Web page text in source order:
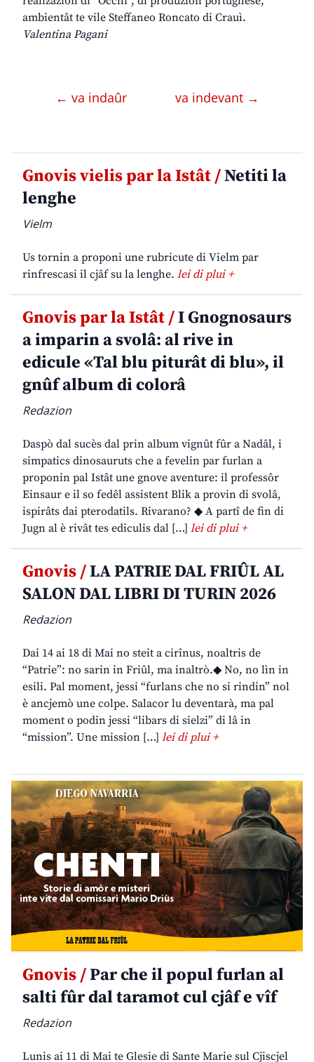
ambientât te vile Steffaneo Roncato di Crauì.
Valentina Pagani
← va indaûr va indevant →
Gnovis vielis par la Istât /Netiti la
lenghe
Vielm
Us tornin a proponi une rubricute di Vielm par
rinfrescasi il cjâf su la lenghe. lei di plui +
Gnovis par la Istât /I Gnognosaurs
a imparin a svolâ: al rive in
edicule «Tal blu piturât di blu», il
gnûf album di colorâ
Redazion
Daspò dal sucès dal prin album vignût fûr a Nadâl, i
simpatics dinosauruts che a fevelin par furlan a
proponin pal Istât une gnove aventure: il professôr
Einsaur e il so fedêl assistent Blik a provin di svolâ,
ispirâts dai pterodatils. Rivarano? ◆ A partî de fin di
Jugn al è rivât tes ediculis dal […] lei di plui +
Gnovis /LA PATRIE DAL FRIÛL AL
SALON DAL LIBRI DI TURIN 2026
Redazion
Dai 14 ai 18 di Mai no steit a cirînus, noaltris de
“Patrie”: no sarin in Friûl, ma inaltrò.◆ No, no lìn in
esili. Pal moment, jessi “furlans che no si rindin” nol
è ancjemò une colpe. Salacor lu deventarà, ma pal
moment o podin jessi “libars di sielzi” di lâ in
“mission”. Une mission […] lei di plui +
Gnovis /Par che il popul furlan al
salti fûr dal taramot cul cjâf e vîf
Redazion
Lunis ai 11 di Mai te Glesie di Sante Marie sul Cjiscjel